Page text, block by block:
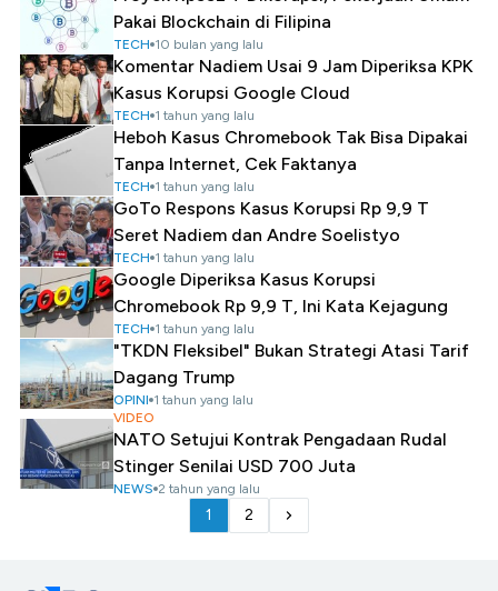
Pakai Blockchain di Filipina
TECH 10 bulan yang lalu
Komentar Nadiem Usai 9 Jam Diperiksa KPK
Kasus Korupsi Google Cloud
TECH 1 tahun yang lalu
Heboh Kasus Chromebook Tak Bisa Dipakai
Tanpa Internet, Cek Faktanya
TECH 1 tahun yang lalu
GoTo Respons Kasus Korupsi Rp 9,9 T
Seret Nadiem dan Andre Soelistyo
TECH 1 tahun yang lalu
Google Diperiksa Kasus Korupsi
Chromebook Rp 9,9 T, Ini Kata Kejagung
TECH 1 tahun yang lalu
"TKDN Fleksibel" Bukan Strategi Atasi Tarif
Dagang Trump
OPINI 1 tahun yang lalu
VIDEO
NATO Setujui Kontrak Pengadaan Rudal
Stinger Senilai USD 700 Juta
NEWS 2 tahun yang lalu
1 2